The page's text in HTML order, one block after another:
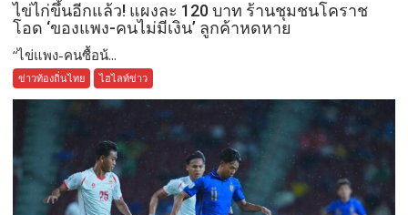
ไข่ไก่ขึ้นอีกแล้ว! แผงละ 120 บาท ร้านชุมชนโคราช
โอด ‘ของแพง-คนไม่มีเงิน’ ลูกค้าหดหาย
“ไข่แพง-คนซื้อน้...
ข่าวท้องถิ่นไทย ไฮไลท์ข่าว